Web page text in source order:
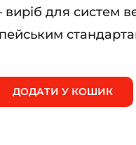
для систем
ДОДАТИ У КОШИК